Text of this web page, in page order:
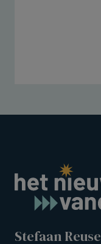
Stefaan Reuse